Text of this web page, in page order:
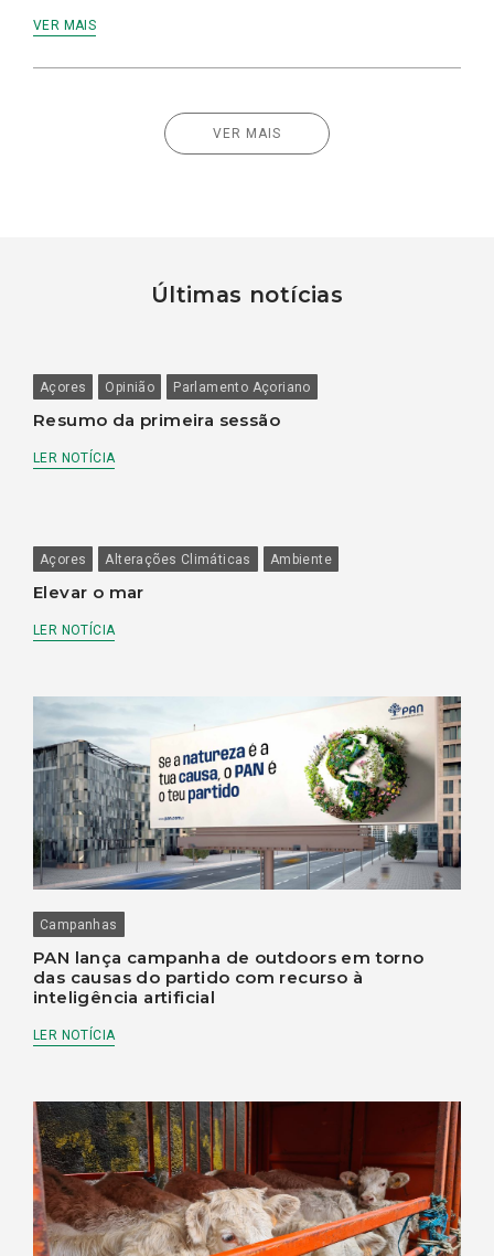
VER MAIS
VER MAIS
Últimas notícias
Açores Opinião Parlamento Açoriano
Resumo da primeira sessão
LER NOTÍCIA
Açores Alterações Climáticas Ambiente
Elevar o mar
LER NOTÍCIA
Campanhas
PAN lança campanha de outdoors em torno
das causas do partido com recurso à
inteligência artificial
LER NOTÍCIA